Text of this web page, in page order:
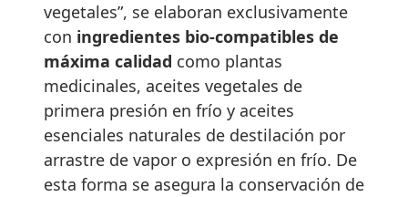
vegetales”, se elaboran exclusivamente
con ingredientes bio-compatibles de
máxima calidad como plantas
medicinales, aceites vegetales de
primera presión en frío y aceites
esenciales naturales de destilación por
arrastre de vapor o expresión en frío. De
esta forma se asegura la conservación de